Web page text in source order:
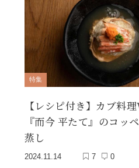
特集
【レシピ付き】カブ料
『而今 平たて』のコッ
蒸し
2024.11.14 7 0